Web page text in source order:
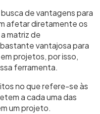
de vantagens para
afetar diretamente os
matriz de
vantajosa para
projetos, por isso,
ferramenta.
no que refere-se às
a cada uma das
um projeto.